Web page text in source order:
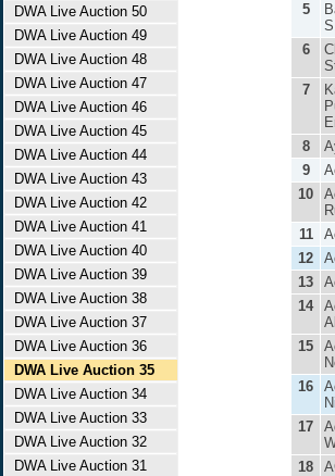
DWA Live Auction 50
DWA Live Auction 49
DWA Live Auction 48
DWA Live Auction 47
DWA Live Auction 46
DWA Live Auction 45
DWA Live Auction 44
DWA Live Auction 43
DWA Live Auction 42
DWA Live Auction 41
DWA Live Auction 40
DWA Live Auction 39
DWA Live Auction 38
DWA Live Auction 37
DWA Live Auction 36
DWA Live Auction 35
DWA Live Auction 34
DWA Live Auction 33
DWA Live Auction 32
DWA Live Auction 31
5
6
7
8
9
10
11
12
13
14
15
16
17
18